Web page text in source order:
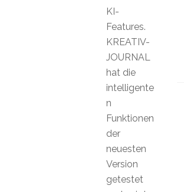
KI-
Features.
KREATIV-
JOURNAL
hat die
intelligente
n
Funktionen
der
neuesten
Version
getestet